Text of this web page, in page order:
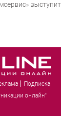
Подписка
онлайн"